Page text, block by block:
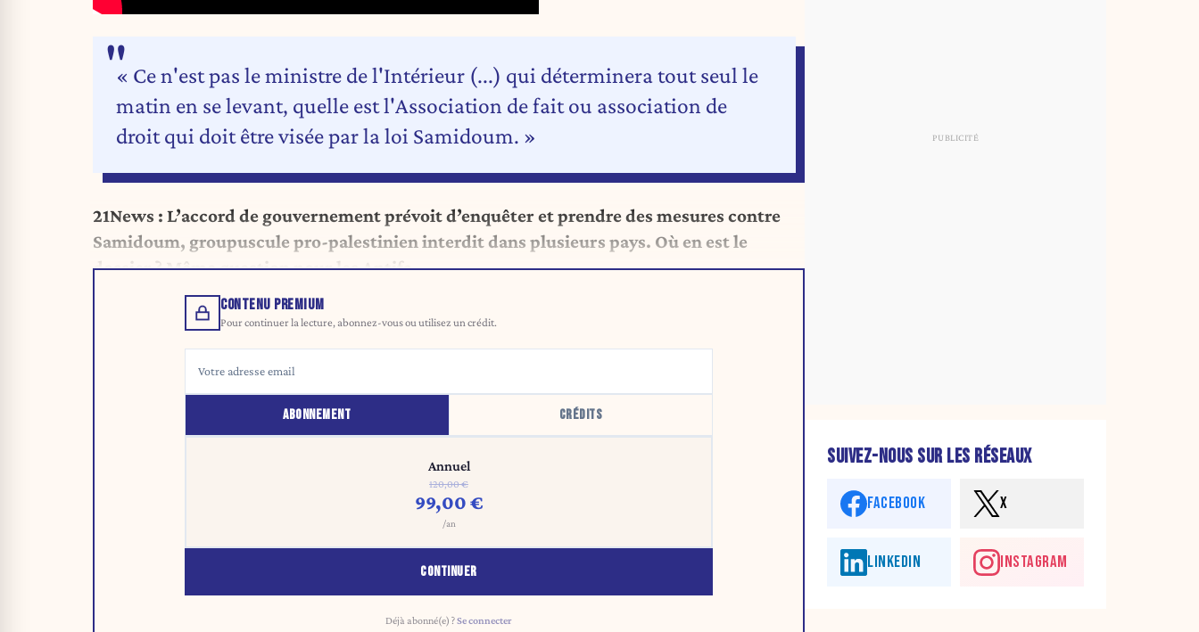
« Ce n'est pas le ministre de l'Intérieur (...) qui déterminera tout seul le
matin en se levant, quelle est l'Association de fait ou association de
droit qui doit être visée par la loi Samidoum. »
21News : L’accord de gouvernement prévoit d’enquêter et prendre des mesures contre
Samidoum, groupuscule pro-palestinien interdit dans plusieurs pays. Où en est le
dossier ? Même question pour les Antifa.
CONTENU PREMIUM
Pour continuer la lecture, abonnez-vous ou utilisez un crédit.
ABONNEMENT CRÉDITS
Annuel
120,00 €
99,00 €
/an
CONTINUER
Déjà abonné(e) ?Se connecter
SUIVEZ-NOUS SUR LES RÉSEAUX
FACEBOOK X
LINKEDIN INSTAGRAM